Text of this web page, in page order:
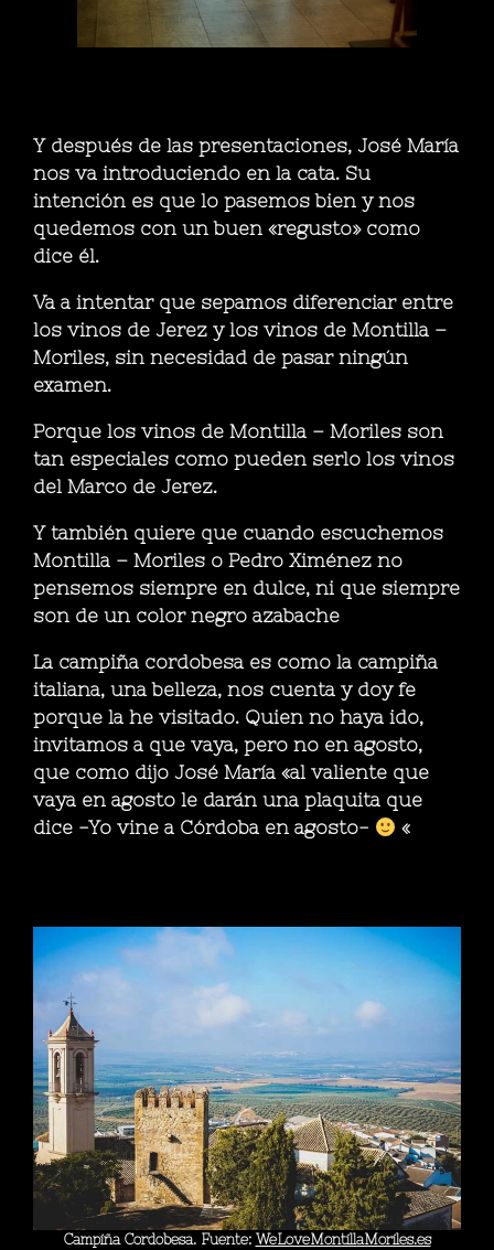
Y después de las presentaciones, José María
nos va introduciendo en la cata. Su
intención es que lo pasemos bien y nos
quedemos con un buen «regusto» como
dice él.
Va a intentar que sepamos diferenciar entre
los vinos de Jerez y los vinos de Montilla –
Moriles, sin necesidad de pasar ningún
examen.
Porque los vinos de Montilla – Moriles son
tan especiales como pueden serlo los vinos
del Marco de Jerez.
Y también quiere que cuando escuchemos
Montilla – Moriles o Pedro Ximénez no
pensemos siempre en dulce, ni que siempre
son de un color negro azabache
La campiña cordobesa es como la campiña
italiana, una belleza, nos cuenta y doy fe
porque la he visitado. Quien no haya ido,
invitamos a que vaya, pero no en agosto,
que como dijo José María «al valiente que
vaya en agosto le darán una plaquita que
dice -Yo vine a Córdoba en agosto-
«
Campiña Cordobesa. Fuente: WeLoveMontillaMoriles.es